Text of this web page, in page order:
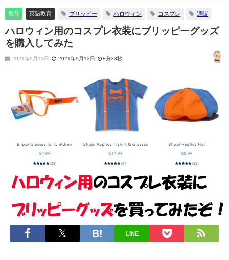
教育 英語教育 ブリッピー ハロウィン コスプレ 通販
ハロウィン用のコスプレ衣装にブリッピーグッズ
を購入してみた
2021年9月13日 2021年9月13日 8分33秒
LINE